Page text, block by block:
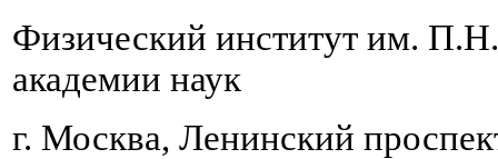
Физический институт им.
академии наук
г. Москва, Ленинский